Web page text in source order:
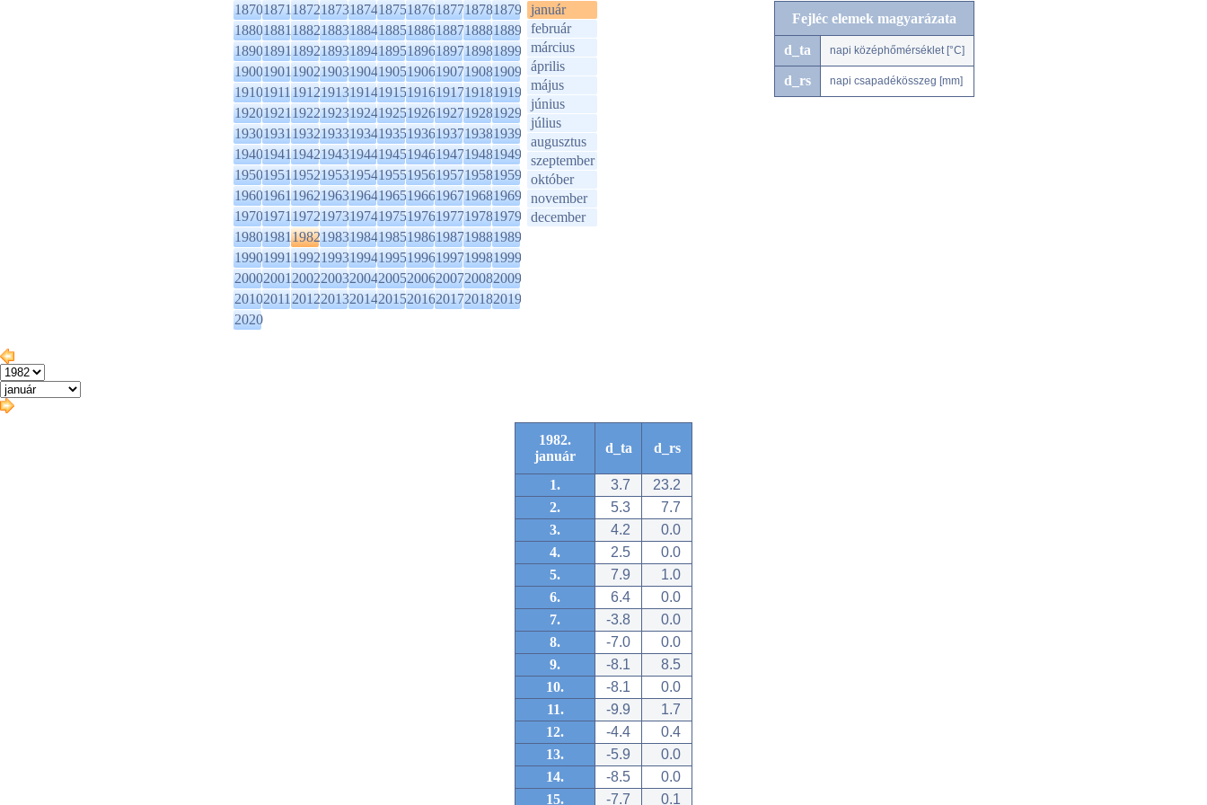
1870187118721873187418751876187718781879
1880188118821883188418851886188718881889
1890189118921893189418951896189718981899
1900190119021903190419051906190719081909
1910191119121913191419151916191719181919
1920192119221923192419251926192719281929
1930193119321933193419351936193719381939
1940194119421943194419451946194719481949
1950195119521953195419551956195719581959
1960196119621963196419651966196719681969
1970197119721973197419751976197719781979
1980198119821983198419851986198719881989
1990199119921993199419951996199719981999
2000200120022003200420052006200720082009
2010201120122013201420152016201720182019
2020
január
február
március
április
május
június
július
augusztus
szeptember
október
november
december
Fejléc elemek magyarázata
d_ta napi középhőmérséklet [°C]
d_rs napi csapadékösszeg [mm]
1982.
január
d_ta d_rs
1. 3.7
23.2
2.
5.3
7.7
3.
4.2
0.0
4.
2.5
0.0
5.
7.9
1.0
6.
6.4
0.0
7.
-3.8
0.0
8.
-7.0
0.0
9.
-8.1
8.5
10.
-8.1
0.0
11.
-9.9
1.7
12.
-4.4
0.4
13.
-5.9
0.0
14.
-8.5
0.0
15.
-7.7 0.1